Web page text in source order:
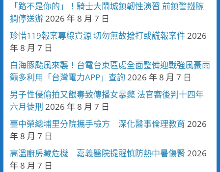
「路不是你的」！騎士大鬧城鎮韌性演習 前鎮警鐵腕
攔停送辦2026 年 8 月 7 日
珍惜119報案專線資源 切勿無故撥打或謊報案件2026
年 8 月 7 日
白海豚颱風來襲！台電台東區處全面整備迎戰強風豪雨
籲多利用「台灣電力APP」查詢 2026 年 8 月 7 日
男子性侵偷拍又餵毒致傳播女暴斃 法官審後判十四年
六月徒刑 2026 年 8 月 7 日
臺中榮總埔里分院攜手檢方 深化醫事倫理教育 2026
年 8 月 7 日
高溫廚房藏危機 嘉義醫院提醒慎防熱中暑傷腎 2026
年 8 月 7 日